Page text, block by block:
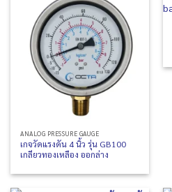
ANALOG PRESSURE GAUGE
เกจวัดแรงดัน 4 นิ้ว รุ่น GB100
เกลียวทองเหลือง ออกล่าง